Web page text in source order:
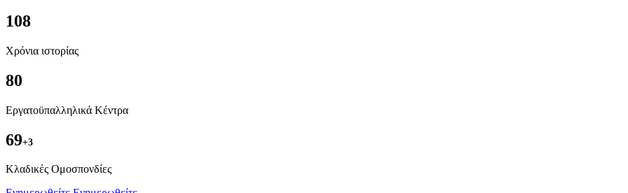
108
Χρόνια ιστορίας
80
Εργατοϋπαλληλικά Κέντρα
69+3
Kλαδικές Ομοσπονδίες